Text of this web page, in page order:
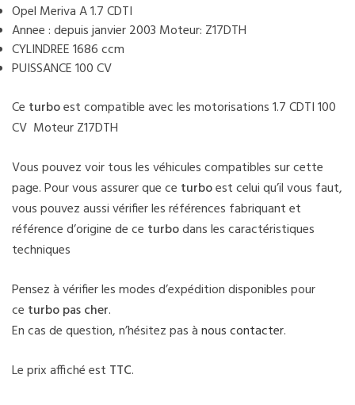
Opel Meriva A 1.7 CDTI
Annee : depuis janvier 2003 Moteur: Z17DTH
CYLINDREE 1686 ccm
PUISSANCE 100 CV
Ce turboest compatible avec les motorisations 1.7 CDTI 100
CV Moteur Z17DTH
Vous pouvez voir tous les véhicules compatibles sur cette
page. Pour vous assurer que ce turboest celui qu’il vous faut,
vous pouvez aussi vérifier les références fabriquant et
référence d’origine de ce turbodans les caractéristiques
techniques
Pensez à vérifier les modes d’expédition disponibles pour
ce turbo pas cher.
En cas de question, n’hésitez pas ànous contacter.
Le prix affiché est TTC.